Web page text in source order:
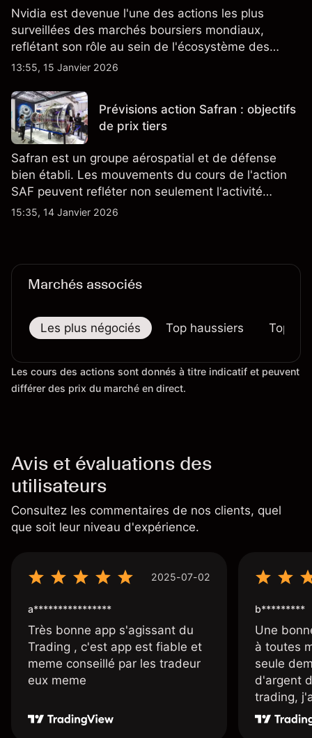
Nvidia est devenue l'une des actions les plus
surveillées des marchés boursiers mondiaux,
reflétant son rôle au sein de l'écosystème des
semi-conducteurs et de l'IA.
13:55, 15 Janvier 2026
Prévisions action Safran : objectifs
de prix tiers
Safran est un groupe aérospatial et de défense
bien établi. Les mouvements du cours de l'action
SAF peuvent refléter non seulement l'activité
quotidienne du marché, mais aussi la position de
15:35, 14 Janvier 2026
Marchés associés
Les plus négociés Top haussiers Top
Les cours des actions sont donnés à titre indicatif et peuvent
différer des prix du marché en direct.
Avis et évaluations des
utilisateurs
Consultez les commentaires de nos clients, quel
que soit leur niveau d'expérience.
2025-07-02
a****************
Très bonne app s'agissant du
Trading , c'est app est fiable et
meme conseillé par les tradeur
eux meme
b*********
Une
à toutes
seule
d'argent
trading,
une carte